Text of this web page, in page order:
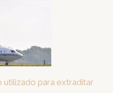
utilizado para extraditar